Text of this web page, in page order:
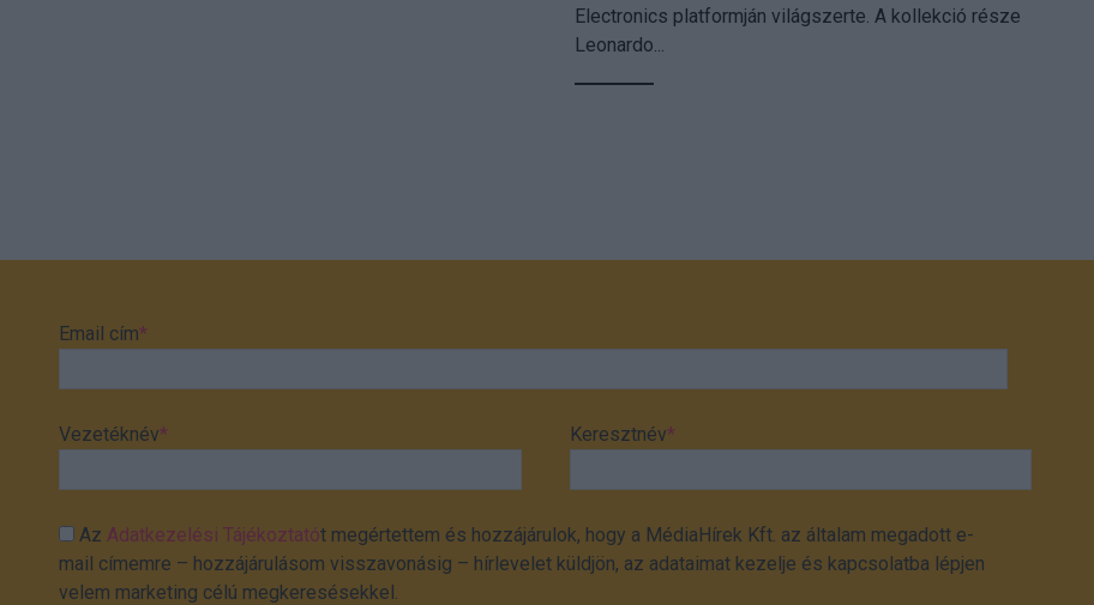
Electronics platformján világszerte. A kollekció része
Leonardo...
Email cím*
Vezetéknév* Keresztnév*
AzAdatkezelési Tájékoztatót megértettem és hozzájárulok, hogy a MédiaHírek Kft. az általam megadott e-
mail címemre – hozzájárulásom visszavonásig – hírlevelet küldjön, az adataimat kezelje és kapcsolatba lépjen
velem marketing célú megkeresésekkel.